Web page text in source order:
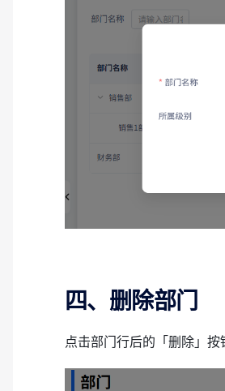
四、删除部门
点击部门行后的「删除」